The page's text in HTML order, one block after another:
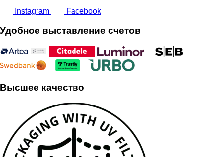
Instagram Facebook
Удобное выставление счетов
Высшее качество